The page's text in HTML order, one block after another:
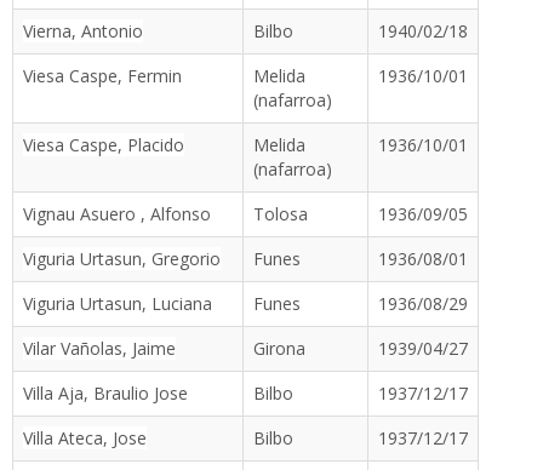
Vierna, Antonio
Bilbo
1940/02/18
Viesa Caspe, Fermin
Melida
(nafarroa)
1936/10/01
Viesa Caspe, Placido
Melida
(nafarroa)
1936/10/01
Vignau Asuero , Alfonso Tolosa
1936/09/05
Viguria Urtasun, Gregorio
Funes
1936/08/01
Viguria Urtasun, Luciana
Funes
1936/08/29
Vilar Vañolas, Jaime
Girona
1939/04/27
Villa Aja, Braulio Jose
Bilbo
1937/12/17
Villa Ateca, Jose
Bilbo
1937/12/17